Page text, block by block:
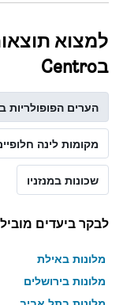
של
חדר
למצוא
בCentro
הערים הפופולריות
מקומות לינה
שכונות במנזניו
לבקר ביעדים
מלונות באילת
מלונות בירושלים